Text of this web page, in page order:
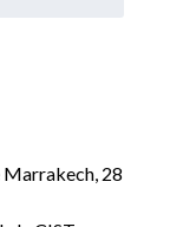
Marrakech, 28